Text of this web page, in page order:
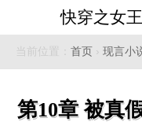
快穿之女
当前位置： 首页 › 现言小
第10章 被真